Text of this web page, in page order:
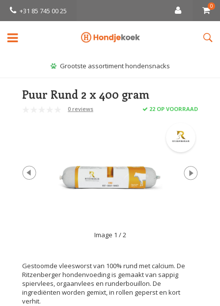
+31 85 745 00 25
0
Grootste assortiment hondensnacks
Puur Rund 2 x 400 gram
0 reviews 22 OP VOORRAAD
Image 1 / 2
Gestoomde vleesworst van 100% rund met calcium. De
Ritzenberger hondenvoeding is gemaakt van sappig
spiervlees, orgaanvlees en runderbouillon. De
ingrediënten worden gemixt, in rollen geperst en kort
verhit.